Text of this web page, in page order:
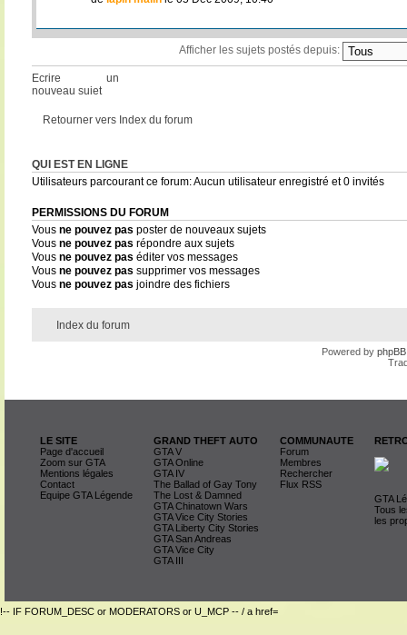
Afficher les sujets postés depuis:
Ecrire un
nouveau sujet
Retourner vers Index du forum
QUI EST EN LIGNE
Utilisateurs parcourant ce forum: Aucun utilisateur enregistré et 0 invités
PERMISSIONS DU FORUM
Vous ne pouvez pas poster de nouveaux sujets
Vous ne pouvez pas répondre aux sujets
Vous ne pouvez pas éditer vos messages
Vous ne pouvez pas supprimer vos messages
Vous ne pouvez pas joindre des fichiers
Index du forum
Powered by phpBB
LE SITE
Page d'accueil
Zoom sur GTA
Mentions légales
Contact
Equipe GTA Légende
GRAND THEFT AUTO
GTA V
GTA Online
GTA IV
The Ballad of Gay Tony
The Lost & Damned
GTA Chinatown Wars
GTA Vice City Stories
GTA Liberty City Stories
GTA San Andreas
GTA Vice City
GTA III
COMMUNAUTE
Forum
Membres
Rechercher
Flux RSS
GTA
Tous
les
!-- IF FORUM_DESC or MODERATORS or U_MCP -- / a href=